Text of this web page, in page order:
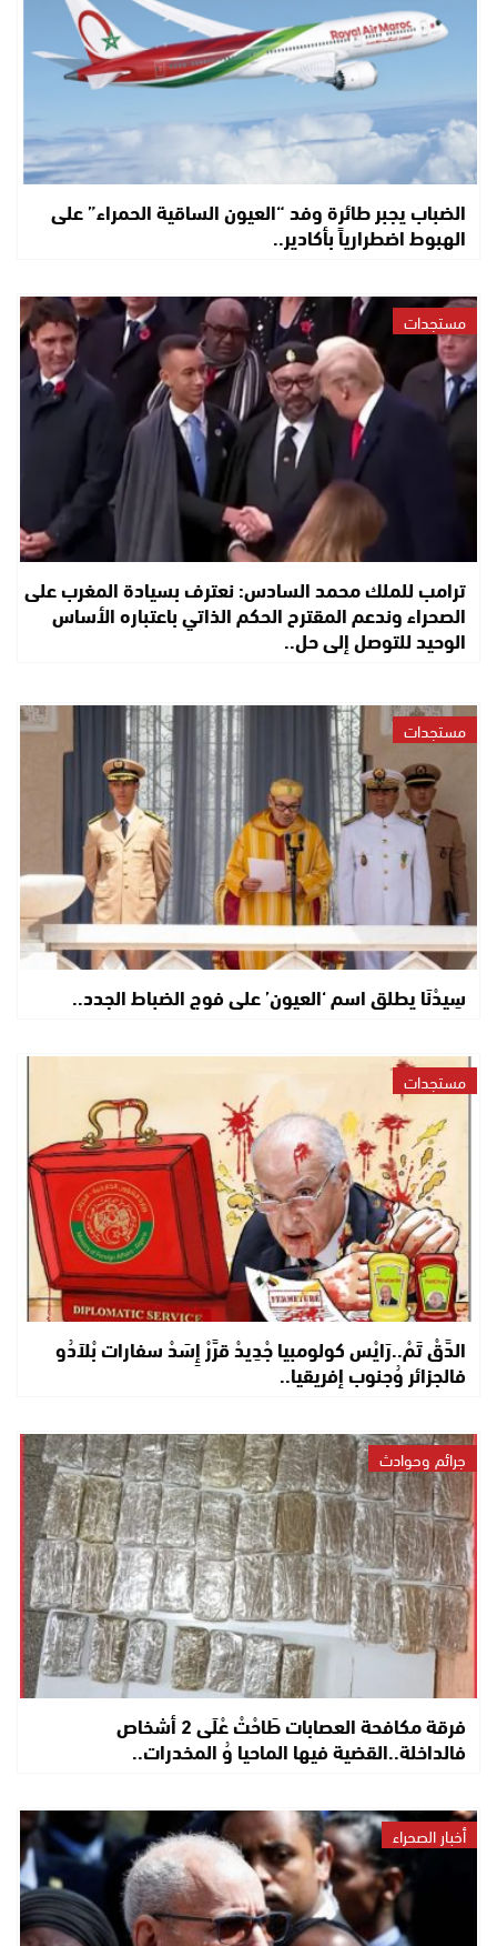
الضباب يجبر طائرة وفد “العيون الساقية الحمراء” على
الهبوط اضطرارياً بأكادير..
مستجدات
ترامب للملك محمد السادس: نعترف بسيادة المغرب على
الصحراء وندعم المقترح الحكم الذاتي باعتباره الأساس
الوحيد للتوصل إلى حل..
مستجدات
سِيدْنَا يطلق اسم ‘العيون’ على فوج الضباط الجدد..
مستجدات
الدَّقْ تَمْ..رَايْس كولومبيا جْدِيدْ قرَّرْ إِسَدْ سفارات بْلاَدُو
فالجزائر وُجنوب إفريقيا..
جرائم وحوادث
فرقة مكافحة العصابات طَاحْتْ عْلَى 2 أشخاص
فالداخلة..القضية فيها الماحيا وُ المخدرات..
أخبار الصحراء